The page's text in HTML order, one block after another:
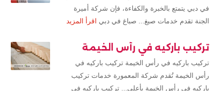
في دبي يتمتع بالخبرة والكفاءة، فإن شركة أميرة
الجنة تقدم خدمات صبغ... صباغ في دبي اقرأ المزيد
تركيب باركيه في رأس الخيمة
تركيب باركيه في رأس الخيمة تركيب باركيه في
رأس الخيمة تُقدم شركة المعمورة خدمات تركيب
باركيه في رأس الخيمة بأعلى... تركيب باركيه في